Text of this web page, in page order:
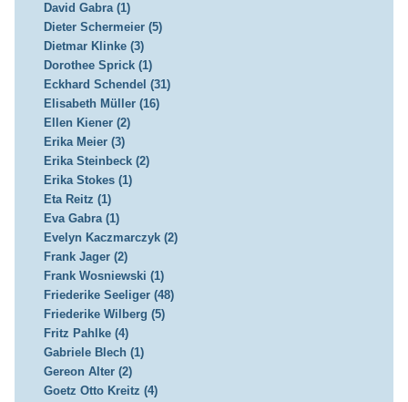
David Gabra (1)
Dieter Schermeier (5)
Dietmar Klinke (3)
Dorothee Sprick (1)
Eckhard Schendel (31)
Elisabeth Müller (16)
Ellen Kiener (2)
Erika Meier (3)
Erika Steinbeck (2)
Erika Stokes (1)
Eta Reitz (1)
Eva Gabra (1)
Evelyn Kaczmarczyk (2)
Frank Jager (2)
Frank Wosniewski (1)
Friederike Seeliger (48)
Friederike Wilberg (5)
Fritz Pahlke (4)
Gabriele Blech (1)
Gereon Alter (2)
Goetz Otto Kreitz (4)